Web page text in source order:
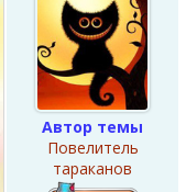
Автор темы
Повелитель
тараканов